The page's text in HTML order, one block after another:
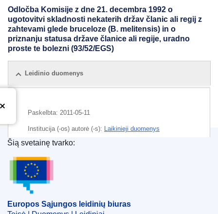
Odločba Komisije z dne 21. decembra 1992 o
ugotovitvi skladnosti nekaterih držav članic ali regij z
zahtevami glede bruceloze (B. melitensis) in o
priznanju statusa države članice ali regije, uradno
proste te bolezni (93/52/EGS)
Leidinio duomenys
Paskelbta: 2011-05-11
Institucija (-os) autorė (-s): Laikinieji duomenys
Europos Sąjungos leidinių biuras
Šią svetainę tvarko:
Europos Sąjungos leidinių biuras